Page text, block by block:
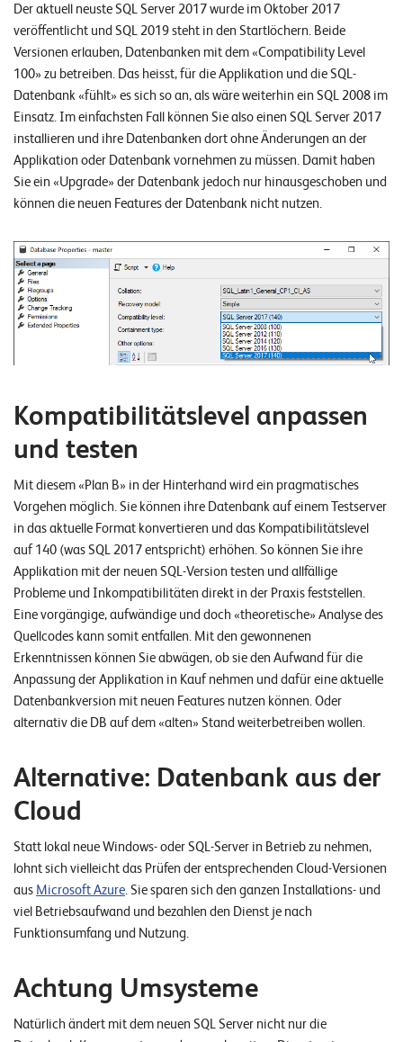
e
r
e
N
e
w
s
e
n
t
P
O
R
T
T
E
A
M
V
I
W
E
R
2
e
u
c
h
I
Der aktuell neuste SQL Server 2017 wurde im Oktober 2017
veröffentlicht und SQL 2019 steht in den Startlöchern. Beide
Versionen erlauben, Datenbanken mit dem «Compatibility Level
100» zu betreiben. Das heisst, für die Applikation und die SQL-
Datenbank «fühlt» es sich so an, als wäre weiterhin ein SQL 2008 im
Einsatz. Im einfachsten Fall können Sie also einen SQL Server 2017
installieren und ihre Datenbanken dort ohne Änderungen an der
Applikation oder Datenbank vornehmen zu müssen. Damit haben
Sie ein «Upgrade» der Datenbank jedoch nur hinausgeschoben und
können die neuen Features der Datenbank nicht nutzen.
Kompatibilitätslevel anpassen
und testen
Mit diesem «Plan B» in der Hinterhand wird ein pragmatisches
Vorgehen möglich. Sie können ihre Datenbank auf einem Testserver
in das aktuelle Format konvertieren und das Kompatibilitätslevel
auf 140 (was SQL 2017 entspricht) erhöhen. So können Sie ihre
Applikation mit der neuen SQL-Version testen und allfällige
Probleme und Inkompatibilitäten direkt in der Praxis feststellen.
Eine vorgängige, aufwändige und doch «theoretische» Analyse des
Quellcodes kann somit entfallen. Mit den gewonnenen
Erkenntnissen können Sie abwägen, ob sie den Aufwand für die
Anpassung der Applikation in Kauf nehmen und dafür eine aktuelle
Datenbankversion mit neuen Features nutzen können. Oder
alternativ die DB auf dem «alten» Stand weiterbetreiben wollen.
Alternative: Datenbank aus der
Cloud
Statt lokal neue Windows- oder SQL-Server in Betrieb zu nehmen,
lohnt sich vielleicht das Prüfen der entsprechenden Cloud-Versionen
aus Microsoft Azure . Sie sparen sich den ganzen Installations- und
viel Betriebsaufwand und bezahlen den Dienst je nach
Funktionsumfang und Nutzung.
Achtung Umsysteme
Natürlich ändert mit dem neuen SQL Server nicht nur die